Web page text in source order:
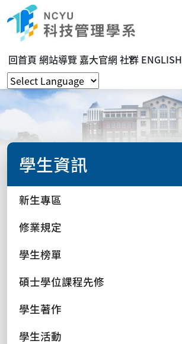
回首頁 網站導覽 嘉大官網 社群 ENGLISH
學生資訊
新生專區
修業規定
學生榜單
碩士學位課程先修
學生著作
學生活動